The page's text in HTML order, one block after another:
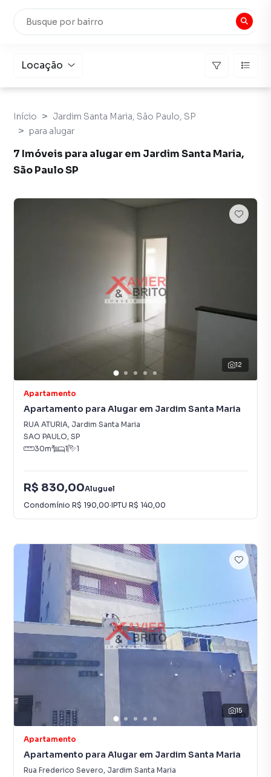
Locação
Início
Jardim Santa Maria, São Paulo, SP
para alugar
7 Imóveis para alugar em Jardim Santa Maria,
São Paulo SP
12
Apartamento
Apartamento para Alugar em Jardim Santa Maria
RUA ATURIA, Jardim Santa Maria
SAO PAULO, SP
30m² 1 1
R$ 830,00Aluguel
Condomínio R$ 190,00·IPTU R$ 140,00
15
Apartamento
Apartamento para Alugar em Jardim Santa Maria
Rua Frederico Severo, Jardim Santa Maria